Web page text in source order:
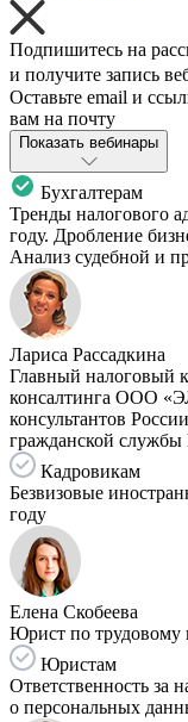
Подпишитесь на
и получите запись
Оставьте email и
вам на почту
Показать вебинары
Бухгалтерам
Тренды налогового
году. Дробление
Анализ судебной и
Лариса Рассадкина
Главный налоговый
консалтинга ООО
консультантов
гражданской службы
Кадровикам
Безвизовые
году
Елена Скобеева
Юрист по трудовому
Юристам
Ответственность за
о персональных